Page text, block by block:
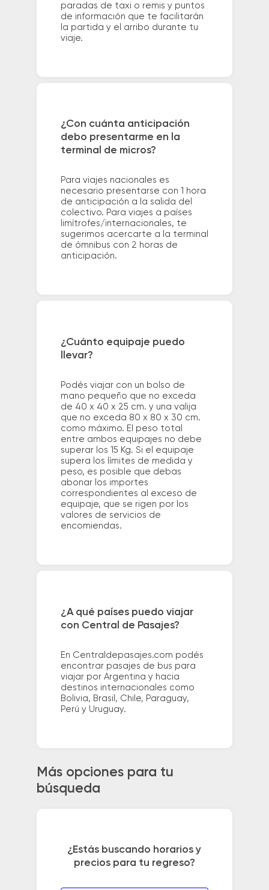
paradas de taxi o remis y puntos
de información que te facilitarán
la partida y el arribo durante tu
viaje.
¿Con cuánta anticipación
debo presentarme en la
terminal de micros?
Para viajes nacionales es
necesario presentarse con 1 hora
de anticipación a la salida del
colectivo. Para viajes a países
limítrofes/internacionales, te
sugerimos acercarte a la terminal
de ómnibus con 2 horas de
anticipación.
¿Cuánto equipaje puedo
llevar?
Podés viajar con un bolso de
mano pequeño que no exceda
de 40 x 40 x 25 cm. y una valija
que no exceda 80 x 80 x 30 cm.
como máximo. El peso total
entre ambos equipajes no debe
superar los 15 Kg. Si el equipaje
supera los límites de medida y
peso, es posible que debas
abonar los importes
correspondientes al exceso de
equipaje, que se rigen por los
valores de servicios de
encomiendas.
¿A qué países puedo viajar
con Central de Pasajes?
En Centraldepasajes.com podés
encontrar pasajes de bus para
viajar por Argentina y hacia
destinos internacionales como
Bolivia, Brasil, Chile, Paraguay,
Perú y Uruguay.
Más opciones para tu
búsqueda
¿Estás buscando horarios y
precios para tu regreso?